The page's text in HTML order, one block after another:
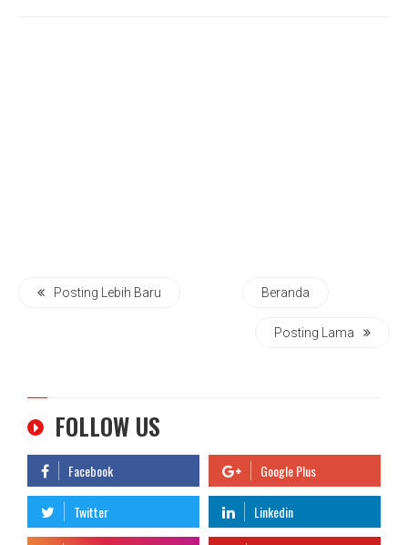
Posting Lebih Baru Beranda
Posting Lama
FOLLOW US